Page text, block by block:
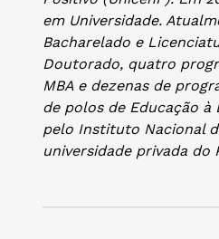
em Universidade.
Bacharelado e
Doutorado, quatro
MBA e dezenas de
de polos de Educação à
pelo Instituto Nacional
universidade privada do